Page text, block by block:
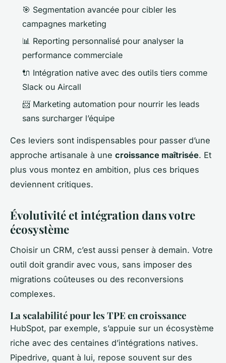
🎯 Segmentation avancée pour cibler les
campagnes marketing
📊 Reporting personnalisé pour analyser la
performance commerciale
🔌 Intégration native avec des outils tiers comme
Slack ou Aircall
📨 Marketing automation pour nourrir les leads
sans surcharger l’équipe
Ces leviers sont indispensables pour passer d’une
approche artisanale à une croissance maîtrisée. Et
plus vous montez en ambition, plus ces briques
deviennent critiques.
Évolutivité et intégration dans votre
écosystème
Choisir un CRM, c’est aussi penser à demain. Votre
outil doit grandir avec vous, sans imposer des
migrations coûteuses ou des reconversions
complexes.
La scalabilité pour les TPE en croissance
HubSpot, par exemple, s’appuie sur un écosystème
riche avec des centaines d’intégrations natives.
Pipedrive, quant à lui, repose souvent sur des